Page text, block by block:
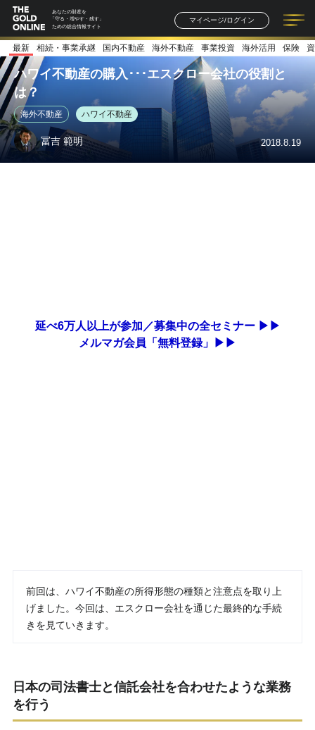
あなたの財産を
「守る・増やす・残す」
ための総合情報サイト
マイページ/ログイン
記事一覧 連載一覧
著者一覧 書籍一覧
最新 相続・事業承継 国内不動産 海外不動産 事業投資 海外活用 保険
ハワイ不動産の購入･･･エスクロー会社の役割と
は？
海外不動産 ハワイ不動産
冨吉 範明 2018.8.19
延べ6万人以上が参加／募集中の全セミナー ▶▶
メルマガ会員「無料登録」▶▶
前回は、ハワイ不動産の所得形態の種類と注意点を取り上
げました。今回は、エスクロー会社を通じた最終的な手続
きを見ていきます。
日本の司法書士と信託会社を合わせたような業務
を行う